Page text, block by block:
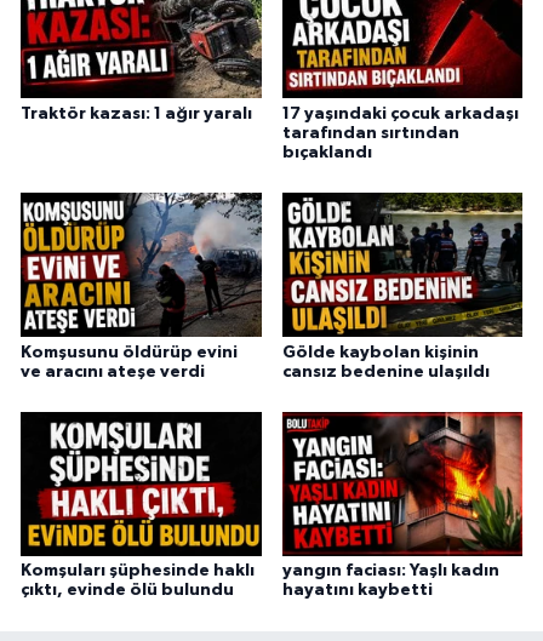
Traktör kazası: 1 ağır yaralı
17 yaşındaki çocuk arkadaşı
tarafından sırtından
bıçaklandı
Komşusunu öldürüp evini
ve aracını ateşe verdi
Gölde kaybolan kişinin
cansız bedenine ulaşıldı
Komşuları şüphesinde haklı
çıktı, evinde ölü bulundu
yangın faciası: Yaşlı kadın
hayatını kaybetti